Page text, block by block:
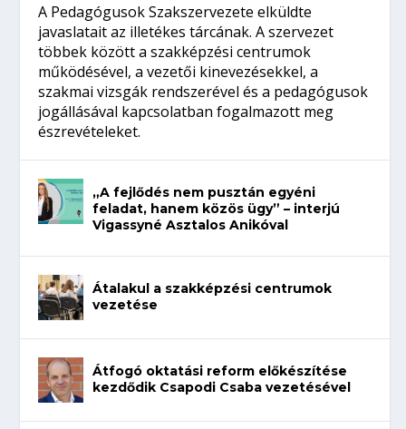
A Pedagógusok Szakszervezete elküldte
javaslatait az illetékes tárcának. A szervezet
többek között a szakképzési centrumok
működésével, a vezetői kinevezésekkel, a
szakmai vizsgák rendszerével és a pedagógusok
jogállásával kapcsolatban fogalmazott meg
észrevételeket.
„A fejlődés nem pusztán egyéni
feladat, hanem közös ügy” – interjú
Vigassyné Asztalos Anikóval
Átalakul a szakképzési centrumok
vezetése
Átfogó oktatási reform előkészítése
kezdődik Csapodi Csaba vezetésével